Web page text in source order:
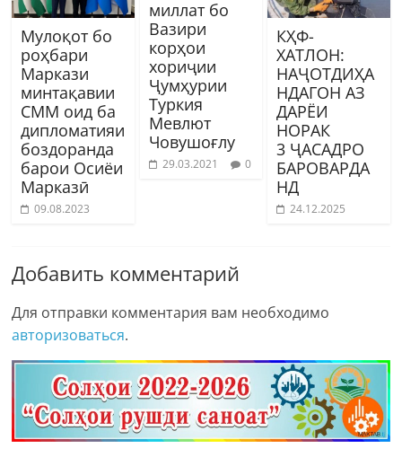
Мулоқот бо
роҳбари
Маркази
минтақавии
СММ оид ба
дипломатияи
боздоранда
барои Осиёи
Марказӣ
09.08.2023
миллат бо
Вазири
корҳои
хориҷии
Ҷумҳурии
Туркия
Мевлют
Човушоғлу
29.03.2021 0
КҲФ-
ХАТЛОН:
НАҶОТДИҲА
НДАГОН АЗ
ДАРЁИ
НОРАК
3 ҶАСАДРО
БАРОВАРДА
НД
24.12.2025
Добавить комментарий
Для отправки комментария вам необходимо
авторизоваться.